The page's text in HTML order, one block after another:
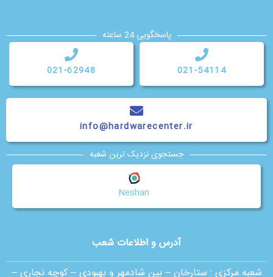
آدرس و اطلاعات شعب
شعبه مرکزی : ستارخان – بین شادمهر و بهبودی – کوچه نجاری –
پاسخگویی 24 ساعته
021-54114
021-62948
info@hardwarecenter.ir
جستجوی نزدیک ترین شعبه
Neshan